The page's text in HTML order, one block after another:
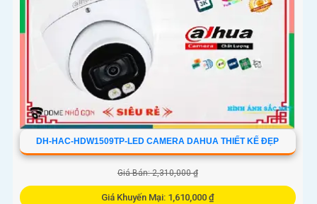
DH-HAC-HDW1509TP-LED CAMERA DAHUA THIẾT KẾ ĐẸP
Giá Bán: 2,310,000 ₫
Giá Khuyến Mại: 1,610,000 ₫